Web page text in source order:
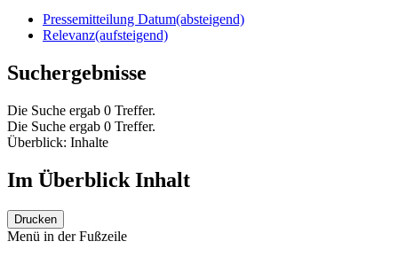
Pressemitteilung Datum(absteigend)
Relevanz(aufsteigend)
Suchergebnisse
Die Suche ergab 0 Treffer.
Die Suche ergab 0 Treffer.
Überblick: Inhalte
Im Überblick Inhalt
Drucken
Menü in der Fußzeile